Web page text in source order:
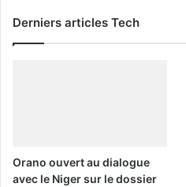
Derniers articles Tech
Orano ouvert au dialogue
avec le Niger sur le dossier